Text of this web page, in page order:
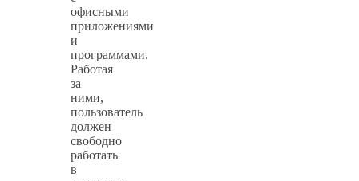
офисными
приложениями
и
программами.
Работая
за
ними,
пользователь
должен
свободно
работать
в